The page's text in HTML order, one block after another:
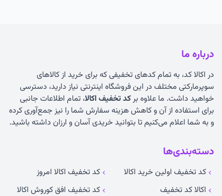
درباره ما
در اکالا کد، به تمام کدهای تخفیفی که برای خرید از کالاهای
سوپرمارکتی مختلف در این فروشگاه اینترنتی نیاز دارید، دسترسی
خواهید داشت. ما علاوه برکد تخفیف اکالا، تمام اطلاعات جانبی
برای استفاده از آن و کاهش هزینه سفارش شما را نیز جمع‌آوری کرده
و به شما اعلام می‌کنیم تا بتوانید خریدی آسان و ارزان داشته باشید.
دسته‌بندی‌ها
کد تخفیف اولین خرید اکالا
کد تخفیف اکالا امروز
اکالا کد تخفیف
کد تخفیف افق کوروش اکالا